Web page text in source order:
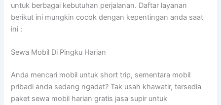
untuk berbagai kebutuhan perjalanan. Daftar layanan
berikut ini mungkin cocok dengan kepentingan anda saat
ini :
Sewa Mobil Di Pingku Harian
Anda mencari mobil untuk short trip, sementara mobil
pribadi anda sedang ngadat? Tak usah khawatir, tersedia
paket sewa mobil harian gratis jasa supir untuk